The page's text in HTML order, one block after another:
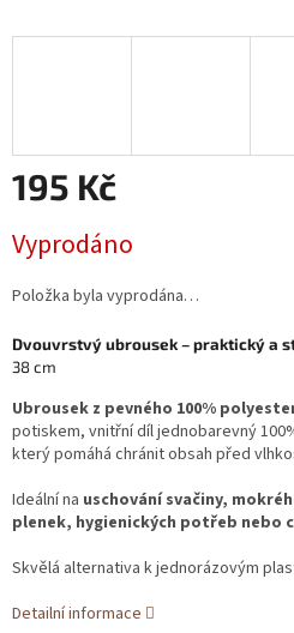
195 Kč
cena:
Vyprodáno
Položka byla vyprodána…
Dvouvrstvý ubrousek – praktický a
38 cm
Ubrousek z pevného 100%
potiskem, vnitřní díl jednobarevný
který pomáhá chránit obsah před
Ideální na uschování svačiny,
plenek, hygienických potřeb nebo
Skvělá alternativa k jednorázovým
Detailní informace